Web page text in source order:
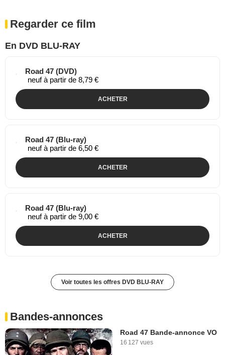
Regarder ce film
En DVD BLU-RAY
Road 47 (DVD)
neuf à partir de 8,79 €
ACHETER
Road 47 (Blu-ray)
neuf à partir de 6,50 €
ACHETER
Road 47 (Blu-ray)
neuf à partir de 9,00 €
ACHETER
Voir toutes les offres DVD BLU-RAY
Bandes-annonces
Road 47 Bande-annonce VO
16 127 vues